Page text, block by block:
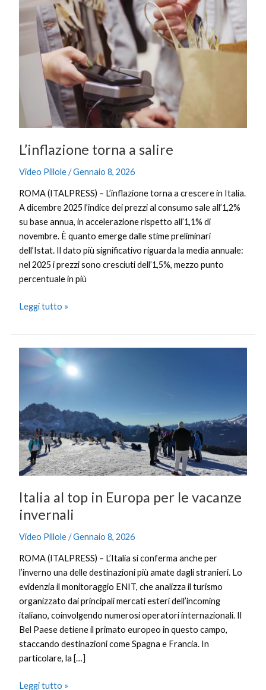
L’inflazione torna a salire
Video Pillole/Gennaio 8, 2026
ROMA (ITALPRESS) – L’inflazione torna a crescere in Italia.
A dicembre 2025 l’indice dei prezzi al consumo sale all’1,2%
su base annua, in accelerazione rispetto all’1,1% di
novembre. È quanto emerge dalle stime preliminari
dell’Istat. Il dato più significativo riguarda la media annuale:
nel 2025 i prezzi sono cresciuti dell’1,5%, mezzo punto
percentuale in più
L’inflazione
torna
salire
Leggi tutto »
Italia al top in Europa per le vacanze
invernali
Video Pillole/Gennaio 8, 2026
ROMA (ITALPRESS) – L’Italia si conferma anche per
l’inverno una delle destinazioni più amate dagli stranieri. Lo
evidenzia il monitoraggio ENIT, che analizza il turismo
organizzato dai principali mercati esteri dell’incoming
italiano, coinvolgendo numerosi operatori internazionali. Il
Bel Paese detiene il primato europeo in questo campo,
staccando destinazioni come Spagna e Francia. In
particolare, la […]
Europa
per
le
vacanze
invernali
Leggi tutto »